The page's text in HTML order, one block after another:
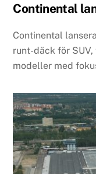
Continental
Continental
runt-däck för
modeller med